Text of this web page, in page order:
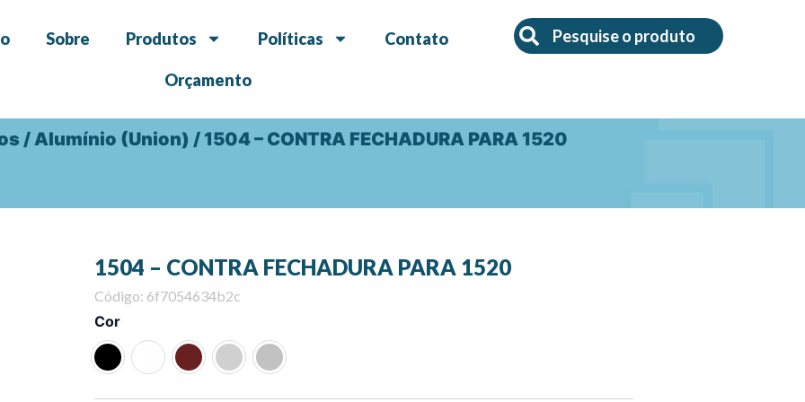
Sobre Produtos Políticas Contato
Orçamento
SearchSearch
/Alumínio (Union) / 1504 – CONTRA FECHADURA PARA 1520
1504 – CONTRA FECHADURA PARA 1520
Código: 6f7054634b2c
Cor
1504
CONTRA
FECHADURA